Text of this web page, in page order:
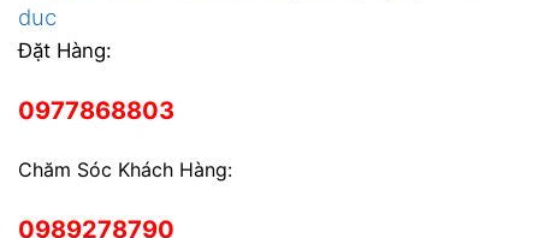
duc
Đặt Hàng:
0977868803
Chăm Sóc Khách Hàng:
0989278790